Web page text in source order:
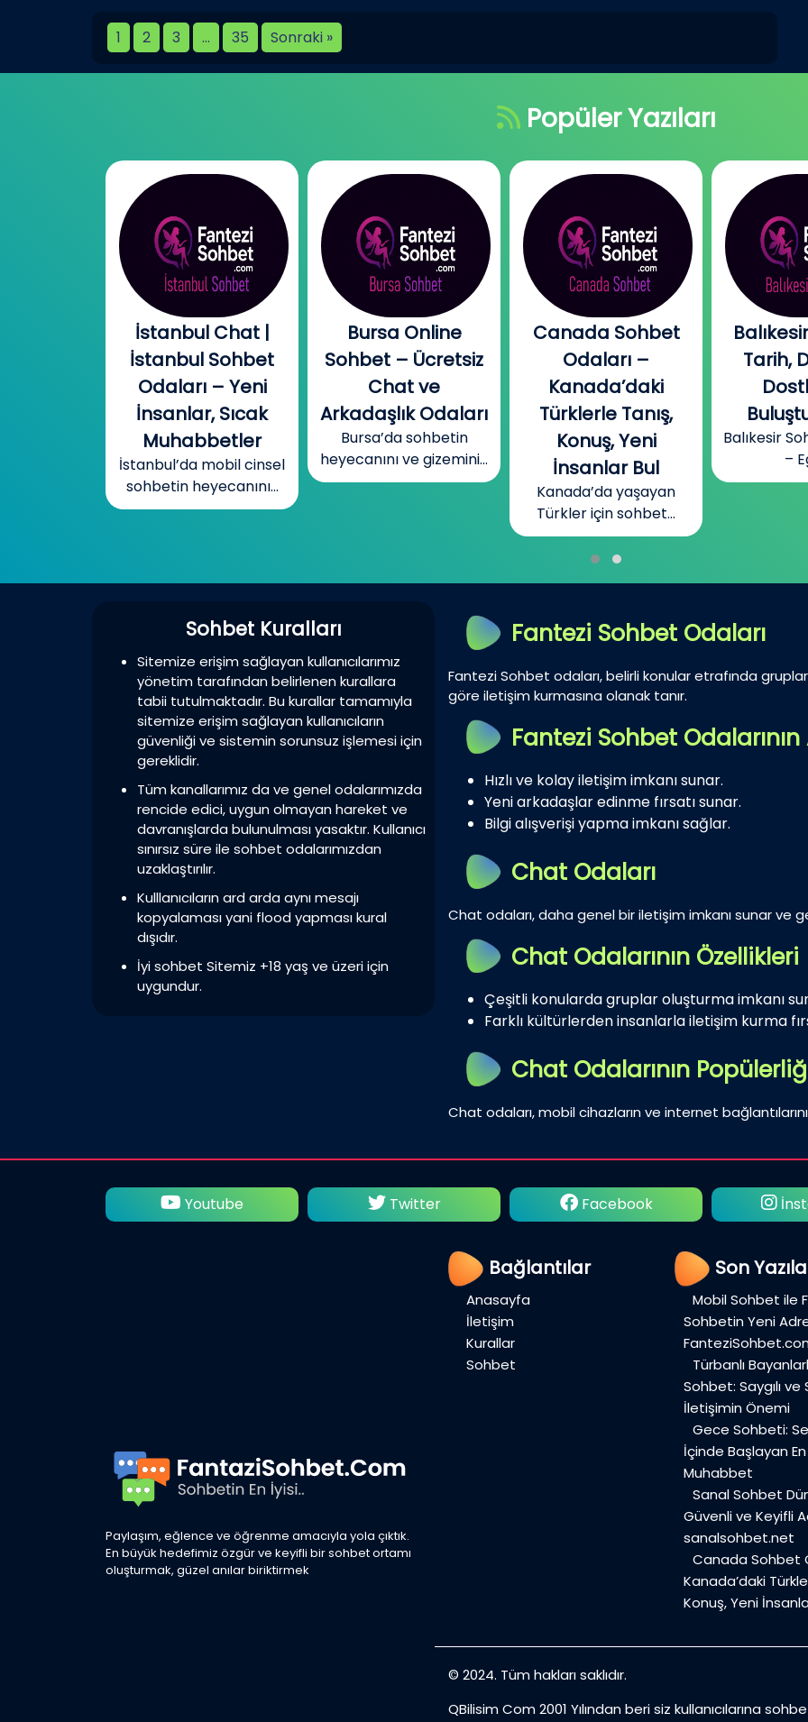
kişi...
1
2 3 … 35 Sonraki »
Popüler Yazıları
Bursa Online
Sohbet – Ücretsiz
Chat ve
Arkadaşlık Odaları
Bursa’da sohbetin
heyecanını ve gizemini...
Canada Sohbet
Odaları –
Kanada’daki
Türklerle Tanış,
Konuş, Yeni
İnsanlar Bul
Balıkesir Sohbet:
Tarih, Doğa ve
Dostluğun
Buluştuğu Yer
Balıkesir Sohbet Odaları
– Ege...
Dul
Odaları
Sohbet Kuralları
Sitemize erişim sağlayan kullanıcılarımız
yönetim tarafından belirlenen kurallara
tabii tutulmaktadır. Bu kurallar tamamıyla
sitemize erişim sağlayan kullanıcıların
güvenliği ve sistemin sorunsuz işlemesi için
gereklidir.
Tüm kanallarımız da ve genel odalarımızda
rencide edici, uygun olmayan hareket ve
davranışlarda bulunulması yasaktır. Kullanıcı
sınırsız süre ile sohbet odalarımızdan
uzaklaştırılır.
Kulllanıcıların ard arda aynı mesajı
kopyalaması yani flood yapması kural
dışıdır.
İyi sohbet Sitemiz +18 yaş ve üzeri için
uygundur.
Fantezi Sohbet Odaları
Fantezi Sohbet odaları, belirli konular etrafında
göre iletişim kurmasına olanak tanır.
Fantezi Sohbet
Hızlı ve kolay iletişim imkanı sunar.
Yeni arkadaşlar edinme fırsatı sunar.
Bilgi alışverişi yapma imkanı sağlar.
Chat Odaları
Chat odaları, daha genel bir iletişim imkanı sunar ve
Chat Odalarının Özellikleri
Çeşitli konularda gruplar oluşturma imkanı
Farklı kültürlerden insanlarla iletişim kurma
Chat Odalarının
Chat odaları, mobil cihazların ve internet
Twitter Facebook İnstagram
Paylaşım, eğlence ve öğrenme amacıyla yola çıktık.
En büyük hedefimiz özgür ve keyifli bir sohbet ortamı
oluşturmak, güzel anılar biriktirmek
Bağlantılar
Anasayfa
İletişim
Kurallar
Sohbet
Son
Mobil Sohbet ile
Sohbetin Yeni
Türbanlı
Sohbet: Saygılı ve
İletişimin Önemi
Gece Sohbeti:
İçinde Başlayan
Muhabbet
Sanal Sohbet
Güvenli ve Keyifli
sanalsohbet.net
Canada Sohbet
Kanada’daki
Konuş, Yeni
© 2024. Tüm hakları saklıdır.
QBilisim Com 2001 Yılından beri siz kullanıcılarına